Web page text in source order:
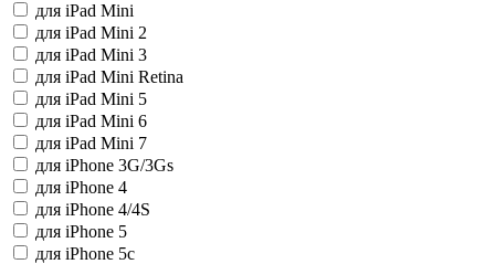
для iPad Mini
для iPad Mini 2
для iPad Mini 3
для iPad Mini Retina
для iPad Mini 5
для iPad Mini 6
для iPad Mini 7
для iPhone 3G/3Gs
для iPhone 4
для iPhone 4/4S
для iPhone 5
для iPhone 5c